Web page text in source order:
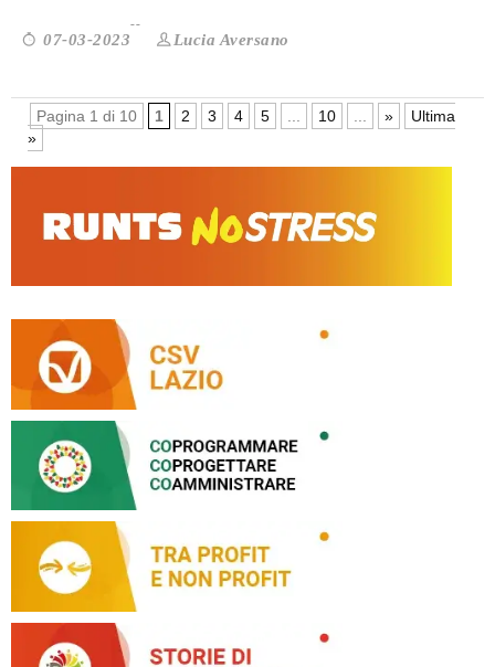
07-03-2023 Lucia Aversano
Pagina 1 di 10 1 2 3 4 5 10 »
Ultima
»